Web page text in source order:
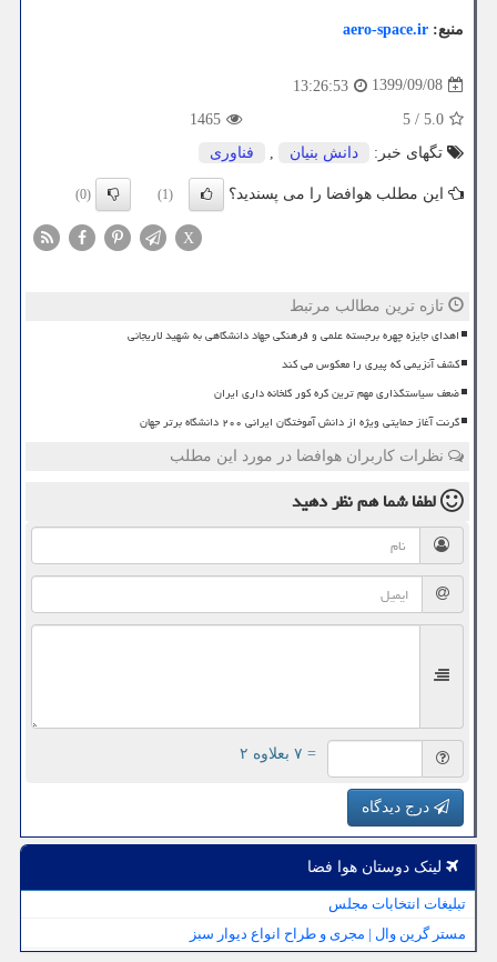
منبع: aero-space.ir
1399/09/08
13:26:53
5.0
/
5
1465
تگهای خبر:
دانش بنیان , فناوری
این مطلب هوافضا را می پسندید؟ (1)
(0)
X
تازه ترین مطالب مرتبط
اهدای جایزه چهره برجسته علمی و فرهنگی جهاد دانشگاهی به شهید لاریجانی
کشف آنزیمی که پیری را معکوس می کند
ضعف سیاستگذاری مهم ترین گره کور گلخانه داری ایران
گرنت آغاز حمایتی ویژه از دانش آموختگان ایرانی ۲۰۰ دانشگاه برتر جهان
نظرات کاربران هوافضا در مورد این مطلب
لطفا شما همنظر دهید
= ۷ بعلاوه ۲
درج دیدگاه
لینک دوستان هوا فضا
تبلیغات انتخابات مجلس
مستر گرین وال | مجری و طراح انواع دیوار سبز